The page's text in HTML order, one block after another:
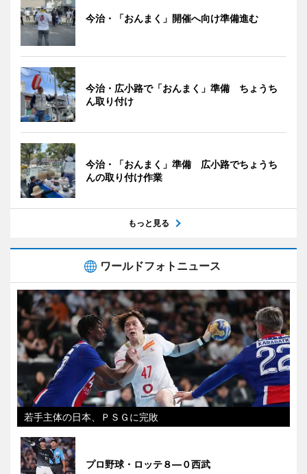
今治・「おんまく」開催へ向け準備進む
今治・広小路で「おんまく」準備 ちょうち
ん取り付け
今治・「おんまく」準備 広小路でちょうち
んの取り付け作業
もっと見る
ワールドフォトニュース
若手主体の日本、ＰＳＧに完敗
プロ野球・ロッテ８―０西武